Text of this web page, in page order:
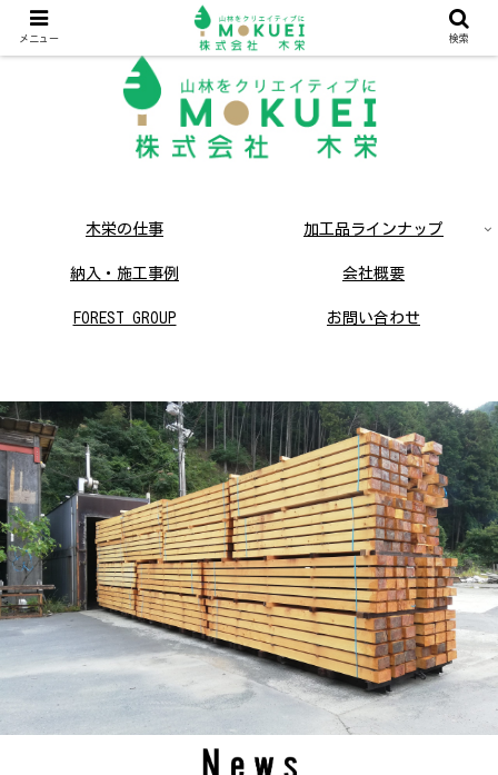
木栄の仕事 加工品ラインナップ
納入・施工事例 会社概要
FOREST GROUP お問い合わせ
メニュー 検索